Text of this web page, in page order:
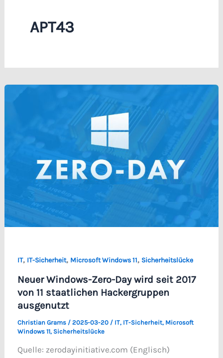
APT43
IT, IT-Sicherheit, Microsoft Windows 11, Sicherheitslücke
Neuer Windows-Zero-Day wird seit 2017
von 11 staatlichen Hackergruppen
ausgenutzt
Christian Grams / 2025-03-20 / IT, IT-Sicherheit, Microsoft
Windows 11, Sicherheitslücke
Quelle: zerodayinitiative.com (Englisch)